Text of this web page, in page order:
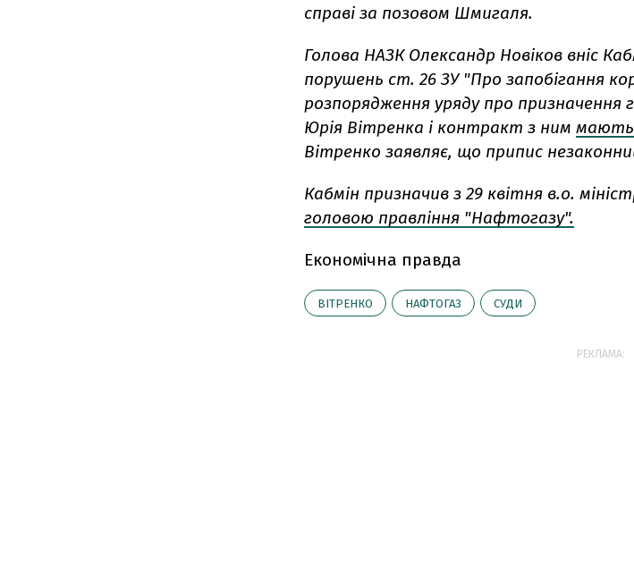
справі за позовом Шмигаля.
Голова НАЗК Олександр Новіков вніс
порушень ст. 26 ЗУ "Про запобігання
розпорядження уряду про
Юрія Вітренка і контракт з ним мають
Вітренко заявляє, що припис
Кабмін призначив з 29 квітня в.о.
головою правління "Нафтогазу".
Економічна правда
ВІТРЕНКО НАФТОГАЗ СУДИ
РЕКЛАМА: